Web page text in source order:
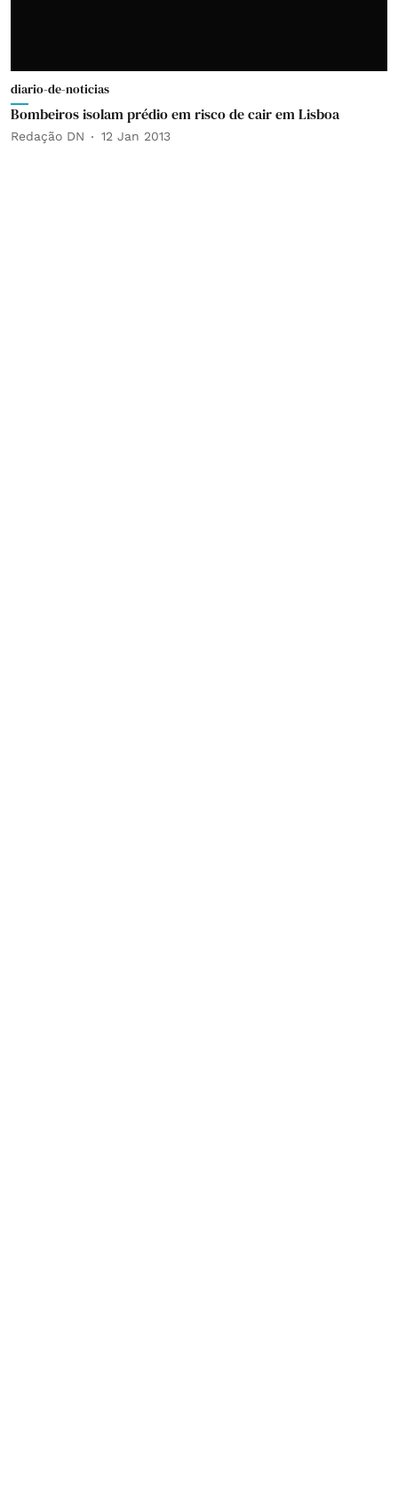
diario-de-noticias
Bombeiros isolam prédio em risco de cair em Lisboa
Redação DN 12 Jan 2013